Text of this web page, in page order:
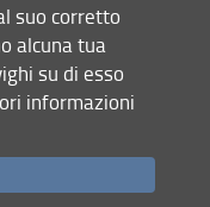
suo corretto
alcuna tua
su di esso
informazioni